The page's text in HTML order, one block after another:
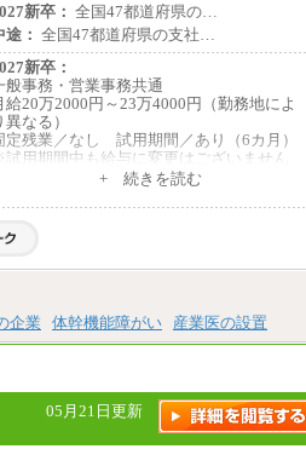
株)JTBビジネストランスフォーム
合職 月給205,000～225,000円＋地域間調
給
リア総合職 月給185,000円＋地域間調整
細はJTBキャリアサイトよりご確認くだ
い。
株)JTBデータサービス ※2027年新卒募集
い。
デジタルイノベーション(株)
い。
有期契約職 月給185,000～195,000円
※詳細はJTBキャリアサイトよりご確認くだ
新卒： 全国47都道府県の…
途： 全国47都道府県の支社…
新卒：
般事務・営業事務共通
給20万2000円～23万4000円（勤務地によ
異なる）
定残業／なし 試用期間／あり（6カ月）
用期間中も給与に変更はございません
一般事務・営業事務共通
給20万2000円～23万4000円（勤務地によ
り異なる）
固定残業／なし 試用期間／あり（6か月）
用期間中も給与に変更はございません。
+ 続きを読む
企業 体幹機能障がい 産業医の設置
05月21日更新